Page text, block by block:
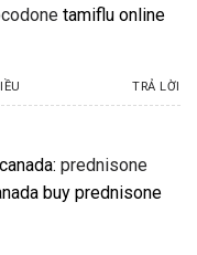
tamiflu online
TRẢ LỜI
prednisone
buy prednisone